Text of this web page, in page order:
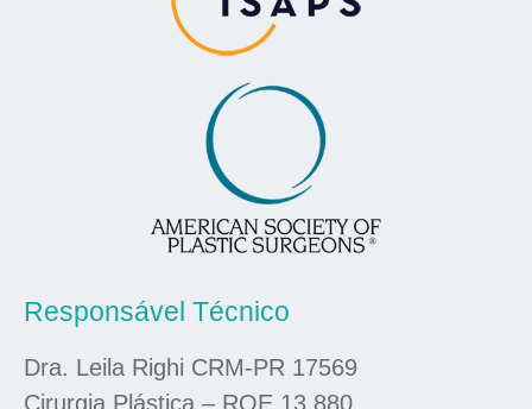
Responsável Técnico
Dra. Leila Righi CRM-PR 17569
Cirurgia Plástica – RQE 13.880